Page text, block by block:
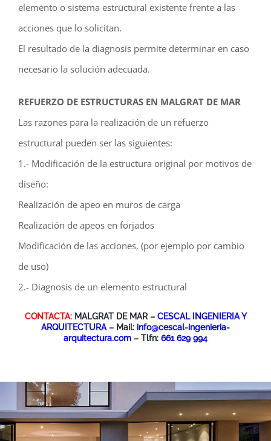
elemento o sistema estructural existente frente a las
acciones que lo solicitan.
El resultado de la diagnosis permite determinar en caso
necesario la solución adecuada.
REFUERZO DE ESTRUCTURAS EN MALGRAT DE MAR
Las razones para la realización de un refuerzo
estructural pueden ser las siguientes:
1.- Modificación de la estructura original por motivos de
diseño:
Realización de apeo en muros de carga
Realización de apeos en forjados
Modificación de las acciones, (por ejemplo por cambio
de uso)
2.- Diagnosis de un elemento estructural
CONTACTA:MALGRAT DE MAR – CESCAL INGENIERIA Y
ARQUITECTURA – Mail: info@cescal-ingenieria-
arquitectura.com – Tlfn: 661 629 994